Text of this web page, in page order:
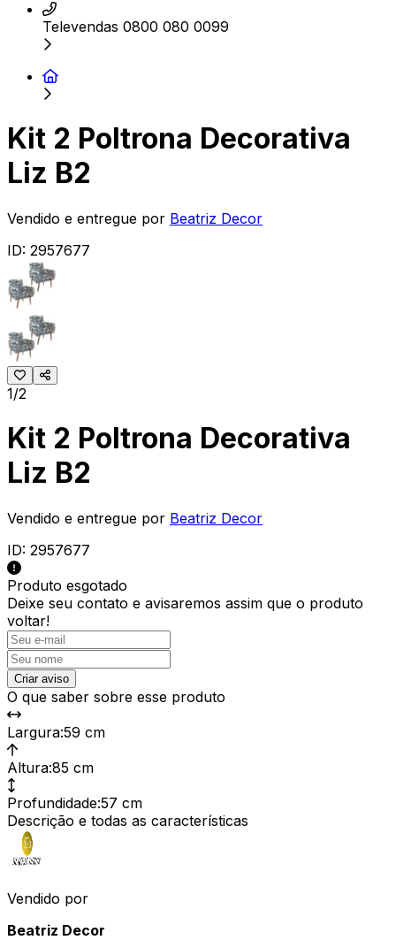
Televendas 0800 080 0099
Kit 2 Poltrona Decorativa
Liz B2
Vendido e entregue por Beatriz Decor
ID: 2957677
1/2
Kit 2 Poltrona Decorativa
Liz B2
Vendido e entregue por Beatriz Decor
ID: 2957677
Produto esgotado
Deixe seu contato e avisaremos assim que o produto
voltar!
Criar aviso
O que saber sobre esse produto
Largura:59 cm
Altura:85 cm
Profundidade:57 cm
Descrição e todas as características
Vendido por
Beatriz Decor